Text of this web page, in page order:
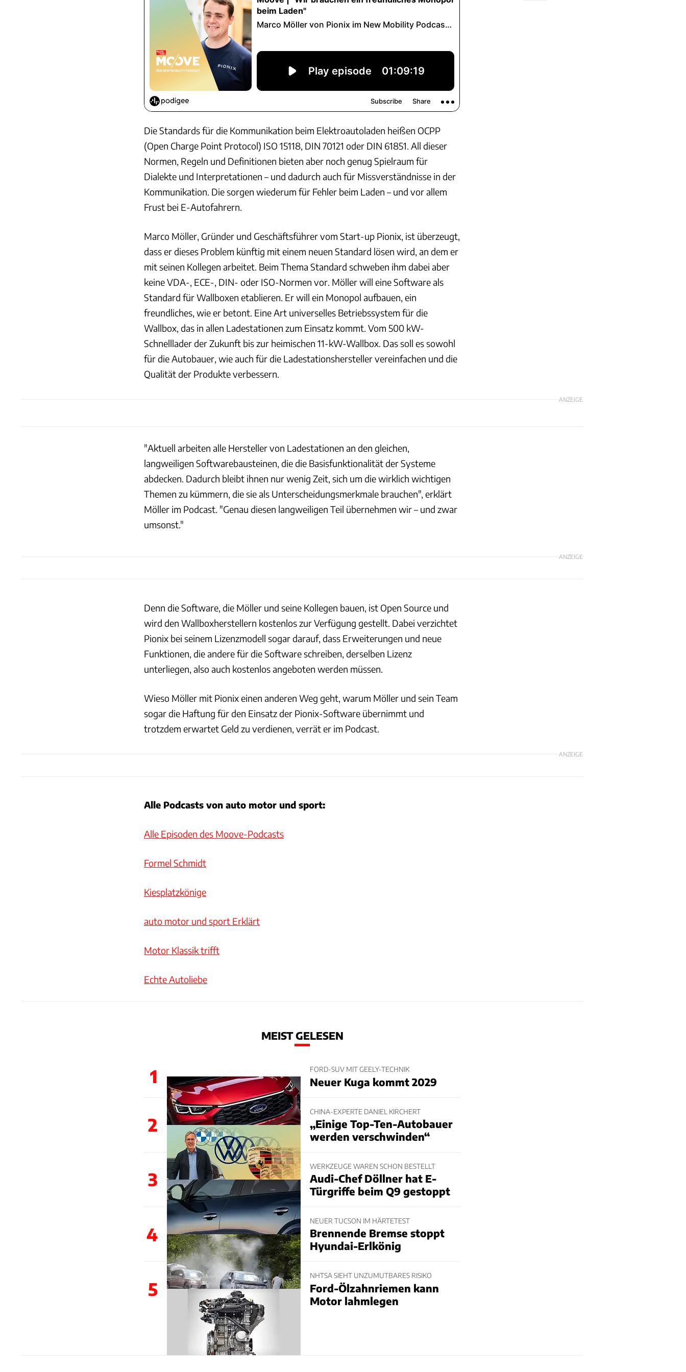
Die Standards für die Kommunikation beim Elektroautoladen heißen OCPP
(Open Charge Point Protocol) ISO 15118, DIN 70121 oder DIN 61851. All dieser
Normen, Regeln und Definitionen bieten aber noch genug Spielraum für
Dialekte und Interpretationen – und dadurch auch für Missverständnisse in der
Kommunikation. Die sorgen wiederum für Fehler beim Laden – und vor allem
Frust bei E-Autofahrern.
Marco Möller, Gründer und Geschäftsführer vom Start-up Pionix, ist überzeugt,
dass er dieses Problem künftig mit einem neuen Standard lösen wird, an dem er
mit seinen Kollegen arbeitet. Beim Thema Standard schweben ihm dabei aber
keine VDA-, ECE-, DIN- oder ISO-Normen vor. Möller will eine Software als
Standard für Wallboxen etablieren. Er will ein Monopol aufbauen, ein
freundliches, wie er betont. Eine Art universelles Betriebssystem für die
Wallbox, das in allen Ladestationen zum Einsatz kommt. Vom 500 kW-
Schnelllader der Zukunft bis zur heimischen 11-kW-Wallbox. Das soll es sowohl
für die Autobauer, wie auch für die Ladestationshersteller vereinfachen und die
Qualität der Produkte verbessern.
ANZEIGE
"Aktuell arbeiten alle Hersteller von Ladestationen an den gleichen,
langweiligen Softwarebausteinen, die die Basisfunktionalität der Systeme
abdecken. Dadurch bleibt ihnen nur wenig Zeit, sich um die wirklich wichtigen
Themen zu kümmern, die sie als Unterscheidungsmerkmale brauchen", erklärt
Möller im Podcast. "Genau diesen langweiligen Teil übernehmen wir – und zwar
umsonst."
ANZEIGE
Denn die Software, die Möller und seine Kollegen bauen, ist Open Source und
wird den Wallboxherstellern kostenlos zur Verfügung gestellt. Dabei verzichtet
Pionix bei seinem Lizenzmodell sogar darauf, dass Erweiterungen und neue
Funktionen, die andere für die Software schreiben, derselben Lizenz
unterliegen, also auch kostenlos angeboten werden müssen.
Wieso Möller mit Pionix einen anderen Weg geht, warum Möller und sein Team
sogar die Haftung für den Einsatz der Pionix-Software übernimmt und
trotzdem erwartet Geld zu verdienen, verrät er im Podcast.
ANZEIGE
Alle Podcasts von auto motor und sport:
Alle Episoden des Moove-Podcasts
Formel Schmidt
Kiesplatzkönige
auto motor und sport Erklärt
Motor Klassik trifft
Echte Autoliebe
MEIST GELESEN
1 FORD-SUV MIT GEELY-TECHNIK
Neuer Kuga kommt 2029
2
CHINA-EXPERTE DANIEL KIRCHERT
„Einige Top-Ten-Autobauer
werden verschwinden“
3
WERKZEUGE WAREN SCHON BESTELLT
Audi-Chef Döllner hat E-
Türgriffe beim Q9 gestoppt
4
NEUER TUCSON IM HÄRTETEST
Brennende Bremse stoppt
Hyundai-Erlkönig
5
NHTSA SIEHT UNZUMUTBARES RISIKO
Ford-Ölzahnriemen kann
Motor lahmlegen